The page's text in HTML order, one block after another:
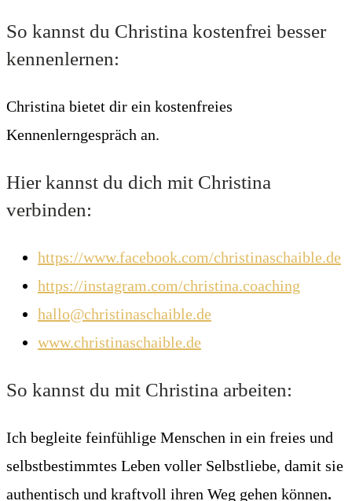
So kannst du Christina kostenfrei besser
kennenlernen:
Christina bietet dir ein kostenfreies
Kennenlerngespräch an.
Hier kannst du dich mit Christina
verbinden:
https://www.facebook.com/christinaschaible.de
https://instagram.com/christina.coaching
hallo@christinaschaible.de
www.christinaschaible.de
So kannst du mit Christina arbeiten:
Ich begleite feinfühlige Menschen in ein freies und
selbstbestimmtes Leben voller Selbstliebe, damit sie
authentisch und kraftvoll ihren Weg gehen können.